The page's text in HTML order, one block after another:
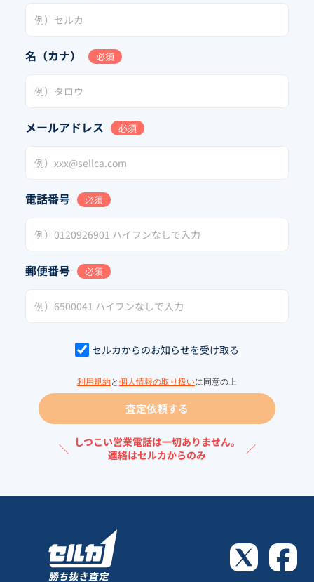
名（カナ） 必須
メールアドレス 必須
電話番号 必須
郵便番号 必須
セルカからのお知らせを受け取る
利用規約と 個人情報の取り扱いに同意の上
査定依頼する
＼ しつこい営業電話は一切ありません。
連絡はセルカからのみ
／